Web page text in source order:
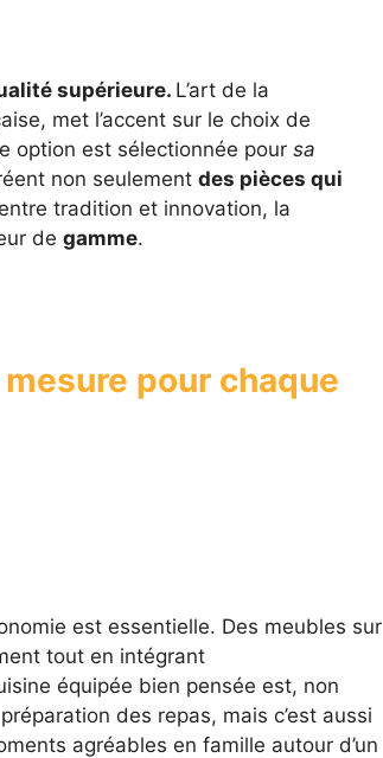
supérieure. L’art de la
met l’accent sur le choix de
option est sélectionnée poursa
non seulement des pièces qui
tradition et innovation, la
de gamme.
pour chaque
est essentielle. Des meubles sur
tout en intégrant
équipée bien pensée est, non
des repas, mais c’est aussi
agréables en famille autour d’un